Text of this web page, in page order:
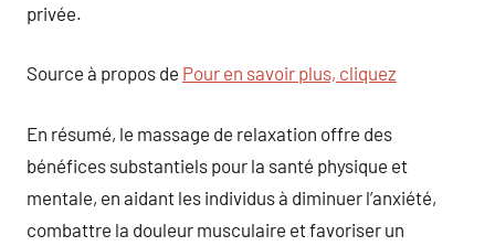
privée.
Source à propos de Pour en savoir plus, cliquez
En résumé, le massage de relaxation offre des
bénéfices substantiels pour la santé physique et
mentale, en aidant les individus à diminuer l’anxiété,
combattre la douleur musculaire et favoriser un